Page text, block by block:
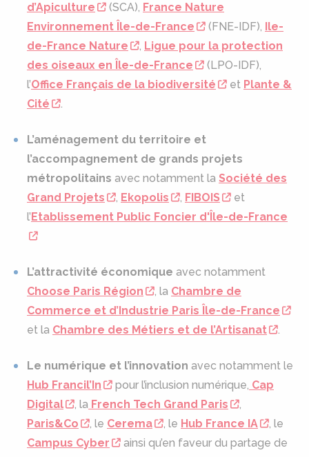
d’Apiculture
(SCA), France Nature
Environnement Île-de-France
(FNE-IDF), Ile-
de-France Nature
, Ligue pour la protection
des oiseaux en Île-de-France
(LPO-IDF),
l’Office Français de la biodiversité et Plante &
Cité
.
L’aménagement du territoire et
l’accompagnement de grands projets
métropolitains avec notamment la Société des
Grand Projets
, Ekopolis , FIBOIS
et
l’Etablissement Public Foncier d'Île-de-France
L’attractivité économique avec notamment
Choose Paris Région
, la Chambre de
Commerce et d’Industrie Paris Île-de-France
et la Chambre des Métiers et de l’Artisanat .
Le numérique et l’innovation avec notamment le
Hub Francil’In
pour l’inclusion numérique, Cap
Digital
, la French Tech Grand Paris
,
Paris&Co
, le Cerema , le Hub France IA
, le
Campus Cyber
ainsi qu’en faveur du partage de